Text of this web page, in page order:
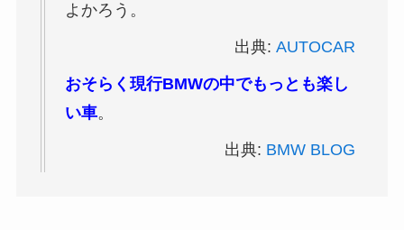
よかろう。
出典:AUTOCAR
おそらく現行BMWの中でもっとも楽し
い車。
出典: BMW BLOG